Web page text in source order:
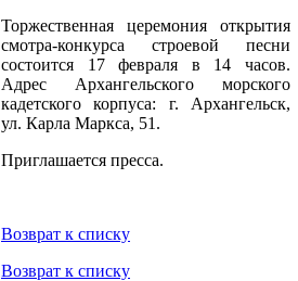
Торжественная церемония открытия
смотра-конкурса строевой песни
состоится 17 февраля в 14 часов.
Адрес Архангельского морского
кадетского корпуса: г. Архангельск,
ул. Карла Маркса, 51.
Приглашается пресса.
Возврат к списку
Возврат к списку